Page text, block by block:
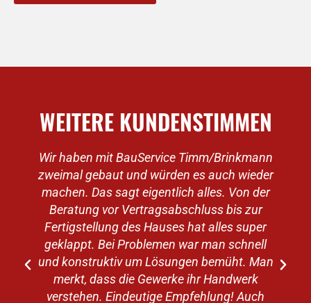
WEITERE KUNDENSTIMMEN
Wir haben mit BauService Timm/Brinkmann
zweimal gebaut und würden es auch wieder
machen. Das sagt eigentlich alles. Von der
Beratung vor Vertragsabschluss bis zur
Fertigstellung des Hauses hat alles super
geklappt. Bei Problemen war man schnell
und konstruktiv um Lösungen bemüht. Man
merkt, dass die Gewerke ihr Handwerk
verstehen. Eindeutige Empfehlung! Auch